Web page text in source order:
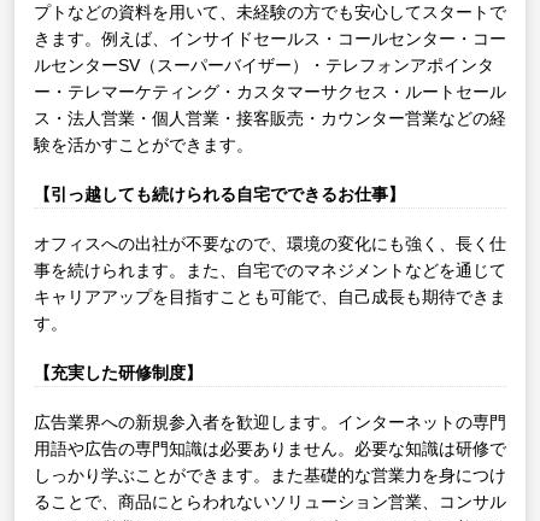
プトなどの資料を用いて、未経験の方でも安心してスタートで
きます。例えば、インサイドセールス・コールセンター・コー
ルセンターSV（スーパーバイザー）・テレフォンアポインタ
ー・テレマーケティング・カスタマーサクセス・ルートセール
ス・法人営業・個人営業・接客販売・カウンター営業などの経
験を活かすことができます。
【引っ越しても続けられる自宅でできるお仕事】
オフィスへの出社が不要なので、環境の変化にも強く、長く仕
事を続けられます。また、自宅でのマネジメントなどを通じて
キャリアアップを目指すことも可能で、自己成長も期待できま
す。
【充実した研修制度】
広告業界への新規参入者を歓迎します。インターネットの専門
用語や広告の専門知識は必要ありません。必要な知識は研修で
しっかり学ぶことができます。また基礎的な営業力を身につけ
ることで、商品にとらわれないソリューション営業、コンサル